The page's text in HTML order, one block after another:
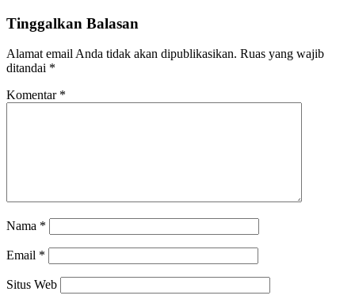
Tinggalkan Balasan
Alamat email Anda tidak akan dipublikasikan. Ruas yang wajib
ditandai *
Komentar *
Nama *
Email *
Situs Web